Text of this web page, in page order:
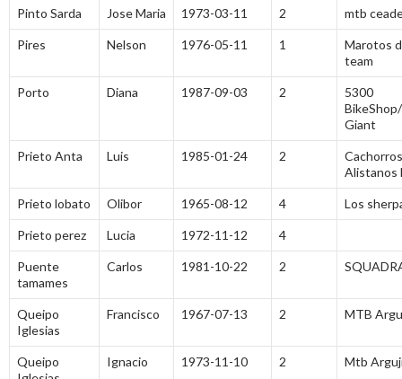
Pinto Sarda Jose Maria 1973-03-11 2 mtb
Pires Nelson 1976-05-11 1
Marotos
team
Porto Diana 1987-09-03 2
5300
Giant
Prieto Anta Luis 1985-01-24 2
Cachorros
Alistanos
Prieto lobato Olibor 1965-08-12 4 Los
Prieto perez Lucia 1972-11-12 4
Puente
tamames
Carlos 1981-10-22 2
Queipo
Iglesias
Francisco 1967-07-13 2 MTB
Queipo
Ignacio 1973-11-10 2 Mtb